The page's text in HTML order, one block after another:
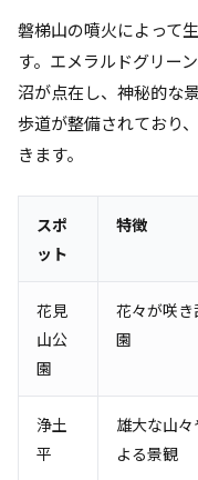
磐梯山の噴火によって
す。エメラルドグリー
沼が点在し、神秘的な
歩道が整備されており
きます。
スポ
ット
特徴
花見
山公
園
花々が咲
園
浄土
平
雄大な山
よる景観